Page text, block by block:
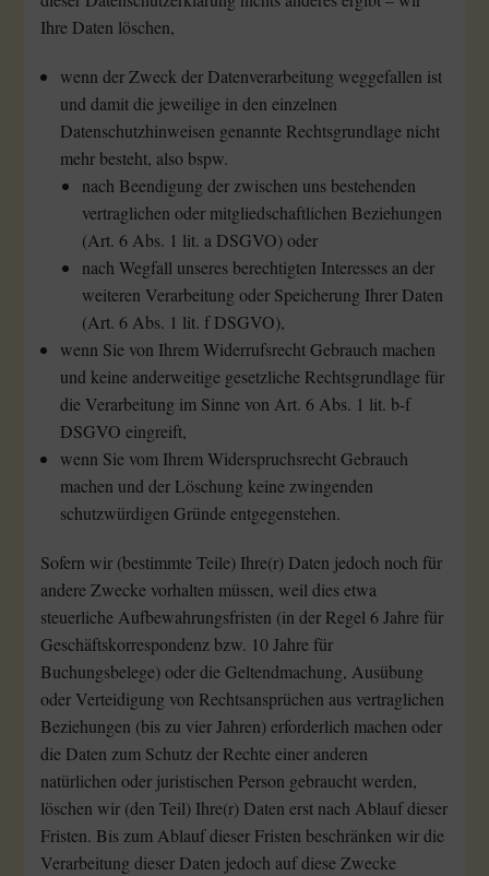
Ihre Daten löschen,
wenn der Zweck der Datenverarbeitung weggefallen ist
und damit die jeweilige in den einzelnen
Datenschutzhinweisen genannte Rechtsgrundlage nicht
mehr besteht, also bspw.
nach Beendigung der zwischen uns bestehenden
vertraglichen oder mitgliedschaftlichen Beziehungen
(Art. 6 Abs. 1 lit. a DSGVO) oder
nach Wegfall unseres berechtigten Interesses an der
weiteren Verarbeitung oder Speicherung Ihrer Daten
(Art. 6 Abs. 1 lit. f DSGVO),
wenn Sie von Ihrem Widerrufsrecht Gebrauch machen
und keine anderweitige gesetzliche Rechtsgrundlage für
die Verarbeitung im Sinne von Art. 6 Abs. 1 lit. b-f
DSGVO eingreift,
wenn Sie vom Ihrem Widerspruchsrecht Gebrauch
machen und der Löschung keine zwingenden
schutzwürdigen Gründe entgegenstehen.
Sofern wir (bestimmte Teile) Ihre(r) Daten jedoch noch für
andere Zwecke vorhalten müssen, weil dies etwa
steuerliche Aufbewahrungsfristen (in der Regel 6 Jahre für
Geschäftskorrespondenz bzw. 10 Jahre für
Buchungsbelege) oder die Geltendmachung, Ausübung
oder Verteidigung von Rechtsansprüchen aus vertraglichen
Beziehungen (bis zu vier Jahren) erforderlich machen oder
die Daten zum Schutz der Rechte einer anderen
natürlichen oder juristischen Person gebraucht werden,
löschen wir (den Teil) Ihre(r) Daten erst nach Ablauf dieser
Fristen. Bis zum Ablauf dieser Fristen beschränken wir die
Verarbeitung dieser Daten jedoch auf diese Zwecke